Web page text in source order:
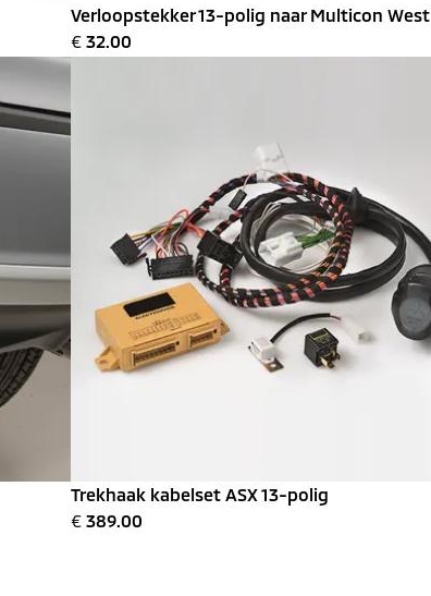
Verloopstekker 13-polig naar Multicon West
€ 32.00
Trekhaak kabelset ASX 13-polig
€ 389.00